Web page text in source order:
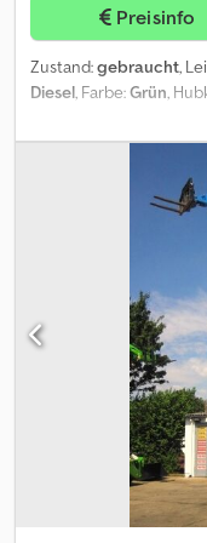
PROTECTION
FLOOTLIGHT (in front/
WARNING RING, back
ventilation, hold- and
TYRES (15.5/80 – 24)
dimensions: see
nearly all European
POSSIBLE at good
NEED TO PAID (!) ∗∗∗
Preisinfo
Zustand:gebraucht,
Diesel, Farbe:Grün,
Konfiguration:4x4,
Anhängerkupplung,
Palettengabeln,
Teleskoparmstapler
Ersteinsatz: 2016,
LADEGABELN –
SEITENSCHIEBER
4-Zylinder KUBOTA
/ 55.40 kW bei 2.600 U/
– HUNDEGANG,
SEITENAUSGLEICH-
WARNEINRICHTUNG,
2.380 mm) -
ROPS / FOPS,
(vorne/hinten),